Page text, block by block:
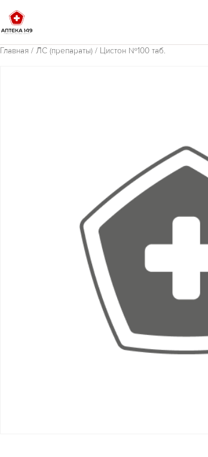
Главная / ЛС (препараты) / Цистон №100 таб.